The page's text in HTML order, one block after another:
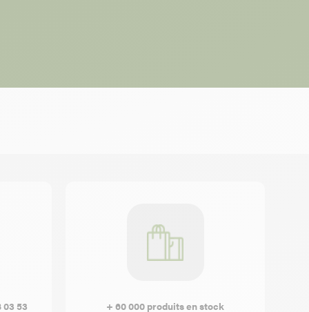
03 53 + 60 000 produits en stock